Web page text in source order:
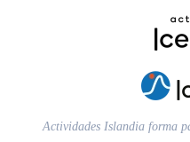
Actividades Islandia forma